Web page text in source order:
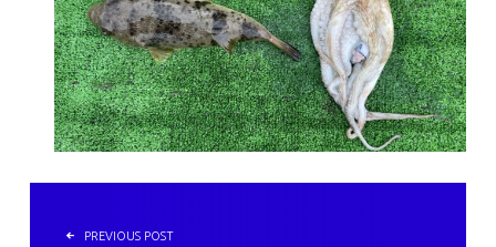
投稿ナビゲーション
PREVIOUS POST